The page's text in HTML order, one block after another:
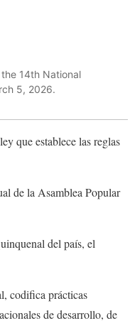
14th National
5, 2026.
que establece las reglas
de la Asamblea Popular
del país, el
codifica prácticas
de desarrollo, de